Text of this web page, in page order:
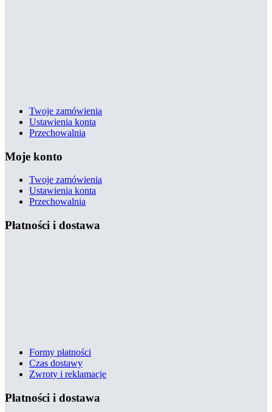
Twoje zamówienia
Ustawienia konta
Przechowalnia
Moje konto
Twoje zamówienia
Ustawienia konta
Przechowalnia
Płatności i dostawa
Formy płatności
Czas dostawy
Zwroty i reklamacje
Płatności i dostawa